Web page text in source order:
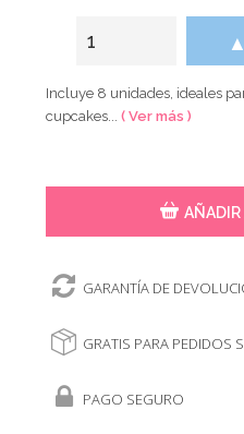
▲
Incluye 8 unidades, ideales
cupcakes...( Ver más )
AÑADIR
GARANTÍA DE
GRATIS PARA PEDIDOS
PAGO SEGURO